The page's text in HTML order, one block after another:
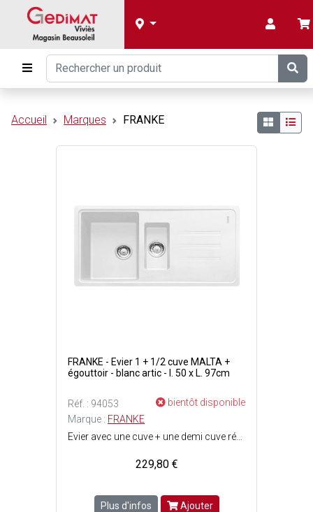
Accueil Marques FRANKE
FRANKE - Evier 1 + 1/2 cuve MALTA +
égouttoir - blanc artic - l. 50 x L. 97cm
Réf. : 94053
bientôt disponible
Marque : FRANKE
229,80 €
Plus d'infos Ajouter